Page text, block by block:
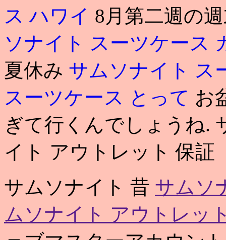
ス ハワイ 8月第二週の
ソナイト スーツケース
夏休み サムソナイト ス
スーツケース とって お
ぎて行くんでしょうね.
イト アウトレット 保証
サムソナイト 昔 サムソ
ムソナイト アウトレッ